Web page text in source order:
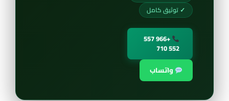
✓ توثيق كامل
+966 557
552 710
واتساب